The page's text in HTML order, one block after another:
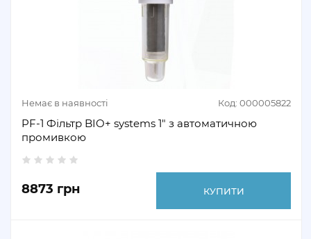
Немає в наявності Код: 000005822
PF-1 Фільтр BIO+ systems 1" з автоматичною
промивкою
8873 грн КУПИТИ